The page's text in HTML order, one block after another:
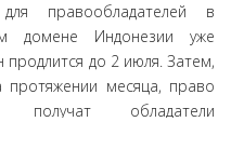
правообладателей в
домене Индонезии уже
продлится до 2 июля. Затем,
месяца, право
получат обладатели